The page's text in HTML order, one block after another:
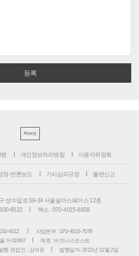
PC버전
개인정보처리방침 이용자위원회
정·반론보도 기사심의규정 불편신고
성수일로 39-34 서울숲더스페이스 12층
6522
팩스 : 070-4015-8658
8512
사업본부 : 070-4010-7078
아 02897
제호 : 비즈니스포스트
행·편집인 : 강석운 발행일자: 2013년 12월 2일